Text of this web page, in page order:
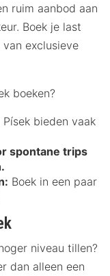
ruim aanbod aan
Boek je last
exclusieve
boeken?
bieden vaak
spontane trips
Boek in een paar
niveau tillen?
dan alleen een